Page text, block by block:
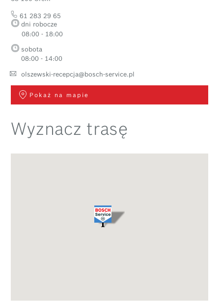
61 283 29 65
dni robocze
08:00 - 18:00
sobota
08:00 - 14:00
olszewski-recepcja@bosch-service.pl
Pokaż na mapie
Wyznacz trasę